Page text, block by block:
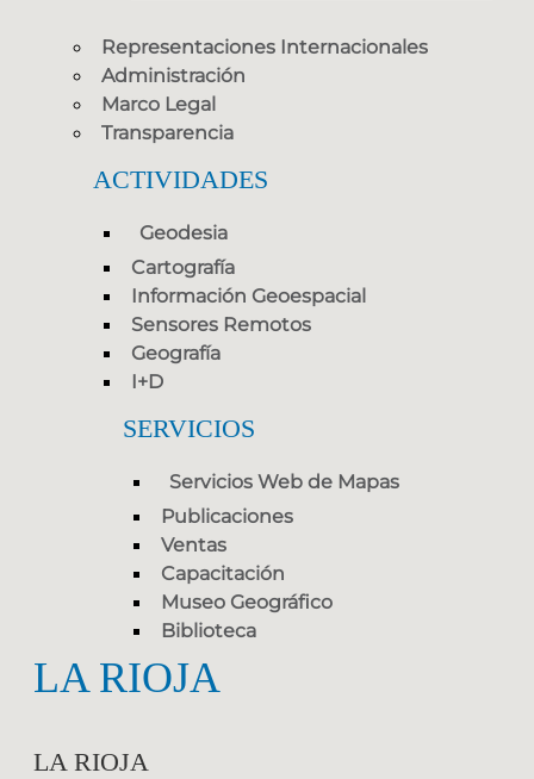
Representaciones Internacionales
Administración
Marco Legal
Transparencia
ACTIVIDADES
Geodesia
Cartografía
Información Geoespacial
Sensores Remotos
Geografía
I+D
SERVICIOS
Servicios Web de Mapas
Publicaciones
Ventas
Capacitación
Museo Geográfico
Biblioteca
LA RIOJA
LA RIOJA